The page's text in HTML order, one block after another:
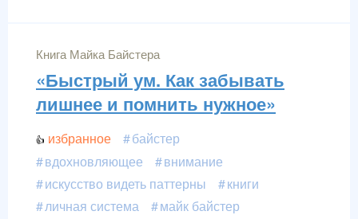
Книга Майка Байстера
«Быстрый ум. Как забывать
лишнее и помнить нужное»
избранное
байстер
вдохновляющее
внимание
искусство видеть паттерны
книги
личная система
майк байстер